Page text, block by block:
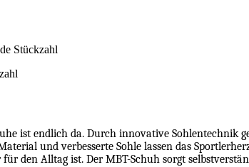
ist endlich da. Durch innovative
und verbesserte Sohle lassen das
den Alltag ist. Der MBT-Schuh sorgt